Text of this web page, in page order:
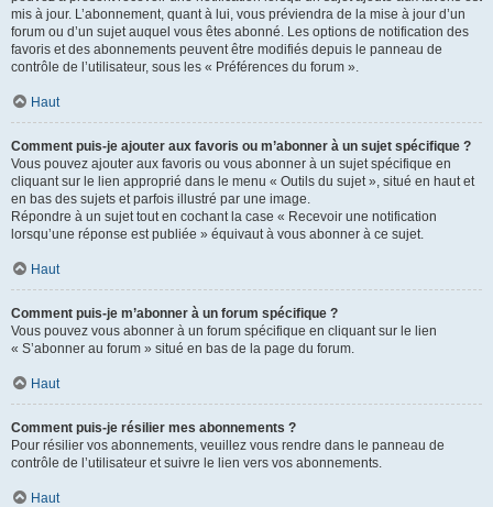
mis à jour. L’abonnement, quant à lui, vous préviendra de la mise à jour d’un
forum ou d’un sujet auquel vous êtes abonné. Les options de notification des
favoris et des abonnements peuvent être modifiés depuis le panneau de
contrôle de l’utilisateur, sous les « Préférences du forum ».
Haut
Comment puis-je ajouter aux favoris ou m’abonner à un sujet spécifique ?
Vous pouvez ajouter aux favoris ou vous abonner à un sujet spécifique en
cliquant sur le lien approprié dans le menu « Outils du sujet », situé en haut et
en bas des sujets et parfois illustré par une image.
Répondre à un sujet tout en cochant la case « Recevoir une notification
lorsqu’une réponse est publiée » équivaut à vous abonner à ce sujet.
Haut
Comment puis-je m’abonner à un forum spécifique ?
Vous pouvez vous abonner à un forum spécifique en cliquant sur le lien
« S’abonner au forum » situé en bas de la page du forum.
Haut
Comment puis-je résilier mes abonnements ?
Pour résilier vos abonnements, veuillez vous rendre dans le panneau de
contrôle de l’utilisateur et suivre le lien vers vos abonnements.
Haut